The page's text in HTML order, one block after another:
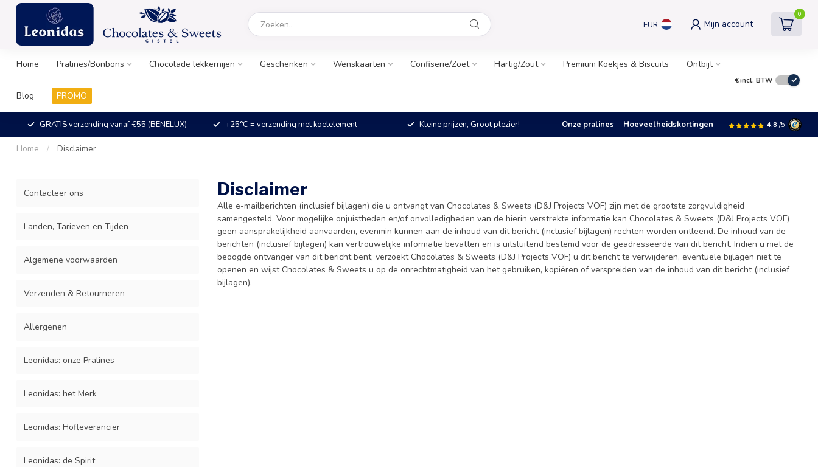
EUR Mijn account
0
Home Pralines/Bonbons Chocolade lekkernijen Geschenken Wenskaarten Confiserie/Zoet Hartig/Zout Premium Koekjes & Biscuits Ontbijt
Blog PROMO
€incl. BTW
GRATIS verzending vanaf €55 (BENELUX) +25°C = verzending met koelelement Kleine prijzen, Groot plezier! Onze pralines Hoeveelheidskortingen 4.8 /5
Home / Disclaimer
Contacteer ons
Landen, Tarieven en Tijden
Algemene voorwaarden
Verzenden & Retourneren
Allergenen
Leonidas: onze Pralines
Leonidas: het Merk
Leonidas: Hofleverancier
Leonidas: de Spirit
Disclaimer
Alle e-mailberichten (inclusief bijlagen) die u ontvangt van Chocolates & Sweets (D&J Projects VOF) zijn met de grootste zorgvuldigheid
samengesteld. Voor mogelijke onjuistheden en/of onvolledigheden van de hierin verstrekte informatie kan Chocolates & Sweets (D&J Projects VOF)
geen aansprakelijkheid aanvaarden, evenmin kunnen aan de inhoud van dit bericht (inclusief bijlagen) rechten worden ontleend. De inhoud van de
berichten (inclusief bijlagen) kan vertrouwelijke informatie bevatten en is uitsluitend bestemd voor de geadresseerde van dit bericht. Indien u niet de
beoogde ontvanger van dit bericht bent, verzoekt Chocolates & Sweets (D&J Projects VOF) u dit bericht te verwijderen, eventuele bijlagen niet te
openen en wijst Chocolates & Sweets u op de onrechtmatigheid van het gebruiken, kopiëren of verspreiden van de inhoud van dit bericht (inclusief
bijlagen).